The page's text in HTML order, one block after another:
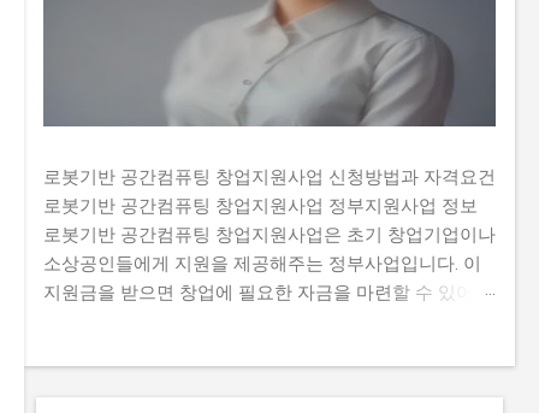
로봇기반 공간컴퓨팅 창업지원사업 신청방법과 자격요건
로봇기반 공간컴퓨팅 창업지원사업 정부지원사업 정보
로봇기반 공간컴퓨팅 창업지원사업은 초기 창업기업이나
소상공인들에게 지원을 제공해주는 정부사업입니다. 이
지원금을 받으면 창업에 필요한 자금을 마련할 수 있어